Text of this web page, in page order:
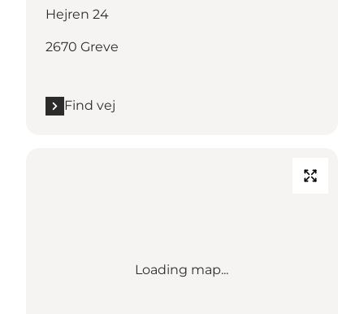
Hejren 24
2670 Greve
Find vej
Loading map...